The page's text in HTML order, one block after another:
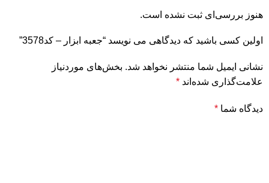
هنوز بررسی‌ای ثبت نشده است.
اولین کسی باشید که دیدگاهی می نویسد “جعبه ابزار – کد3578”
نشانی ایمیل شما منتشر نخواهد شد. بخش‌های موردنیاز
علامت‌گذاری شده‌اند *
دیدگاه شما *